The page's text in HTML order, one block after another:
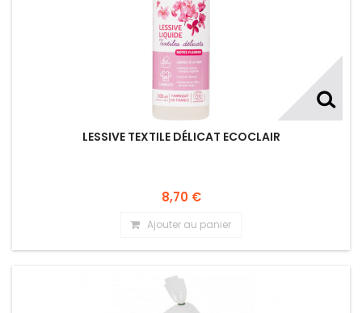
LESSIVE TEXTILE DÉLICAT ECOCLAIR
8,70 €
Ajouter au panier